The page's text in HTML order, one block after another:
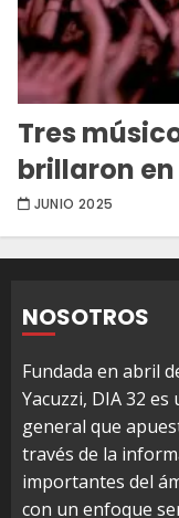
Tres
brillaron en
JUNIO 2025
NOSOTROS
Fundada en abril
Yacuzzi, DIA 32
general que
través de la
importantes del
con un enfoque